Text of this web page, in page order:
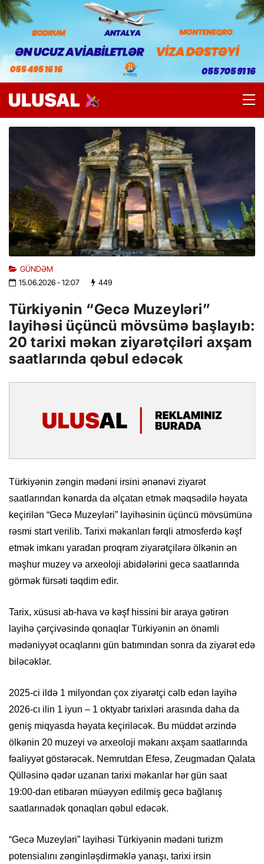
GÜNDƏM
15.06.2026- 12:07 449
Türkiyənin “Gecə Muzeyləri”
layihəsi üçüncü mövsümə başlayıb:
20 tarixi məkan ziyarətçiləri axşam
saatlarında qəbul edəcək
Türkiyənin zəngin mədəni irsini ənənəvi ziyarət
saatlarından kənarda da əlçatan etmək məqsədilə həyata
keçirilən “Gecə Muzeyləri” layihəsinin üçüncü mövsümünə
rəsmi start verilib. Tarixi məkanları fərqli atmosferdə kəşf
etmək imkanı yaradan proqram ziyarətçilərə ölkənin ən
məşhur muzey və arxeoloji abidələrini gecə saatlarında
görmək fürsəti təqdim edir.
Tarix, xüsusi ab-hava və kəşf hissini bir araya gətirən
layihə çərçivəsində qonaqlar Türkiyənin ən önəmli
mədəniyyət ocaqlarını gün batımından sonra da ziyarət edə
biləcəklər.
2025-ci ildə 1 milyondan çox ziyarətçi cəlb edən layihə
2026-cı ilin 1 iyun – 1 oktyabr tarixləri arasında daha da
geniş miqyasda həyata keçiriləcək. Bu müddət ərzində
ölkənin 20 muzeyi və arxeoloji məkanı axşam saatlarında
fəaliyyət göstərəcək. Nemrutdan Efesə, Zeugmadan Qalata
Qülləsinə qədər uzanan tarixi məkanlar hər gün saat
19:00-dan etibarən müəyyən edilmiş gecə bağlanış
saatlarınadək qonaqları qəbul edəcək.
“Gecə Muzeyləri” layihəsi Türkiyənin mədəni turizm
potensialını zənginləşdirməklə yanaşı, tarixi irsin